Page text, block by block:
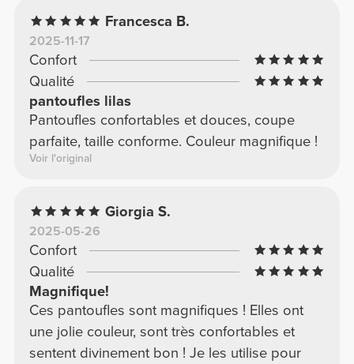
Francesca B.
2025-11-17
Confort
Qualité
pantoufles lilas
Pantoufles confortables et douces, coupe
parfaite, taille conforme. Couleur magnifique !
Voir l'original
Giorgia S.
2025-05-26
Confort
Qualité
Magnifique!
Ces pantoufles sont magnifiques ! Elles ont
une jolie couleur, sont très confortables et
sentent divinement bon ! Je les utilise pour